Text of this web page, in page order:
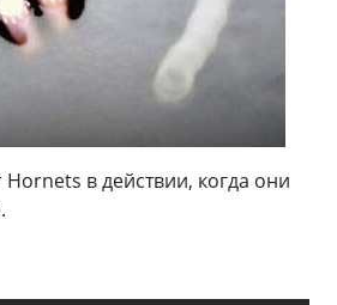
в действии, когда они